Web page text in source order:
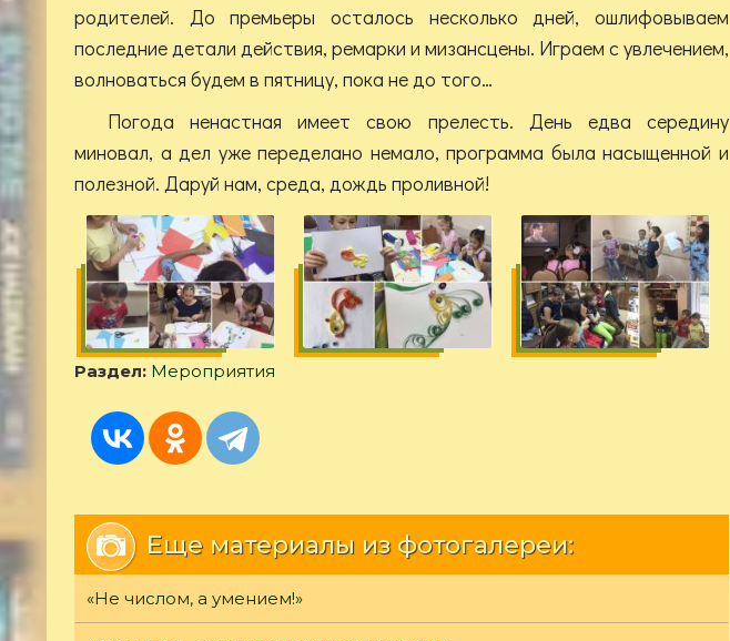
родителей. До премьеры осталось несколько дней, ошлифовываем
последние детали действия, ремарки и мизансцены. Играем с увлечением,
волноваться будем в пятницу, пока не до того…
Погода ненастная имеет свою прелесть. День едва середину
миновал, а дел уже переделано немало, программа была насыщенной и
полезной. Даруй нам, среда, дождь проливной!
Раздел: Мероприятия
Еще материалы из фотогалереи:
«Не числом, а умением!»